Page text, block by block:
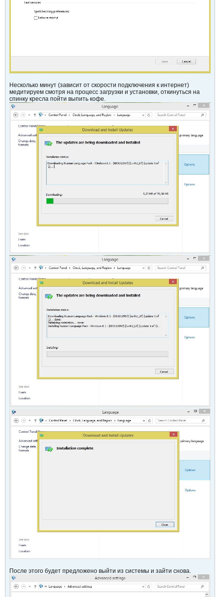
Несколько минут (зависит от скорости подключения к интернет)
медитируем смотря на процесс загрузки и установки, откинуться на
спинку кресла пойти выпить кофе.
После этого будет предложено выйти из системы и зайти снова.